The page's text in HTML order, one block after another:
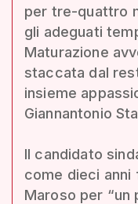
per tre-quattro
gli adeguati
Maturazione
staccata dal
insieme
Giannantonio
Il candidato
come dieci anni
Maroso per “un